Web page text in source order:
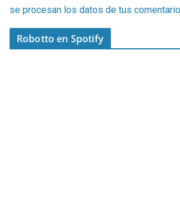
se procesan los datos de tus
Robotto en Spotify